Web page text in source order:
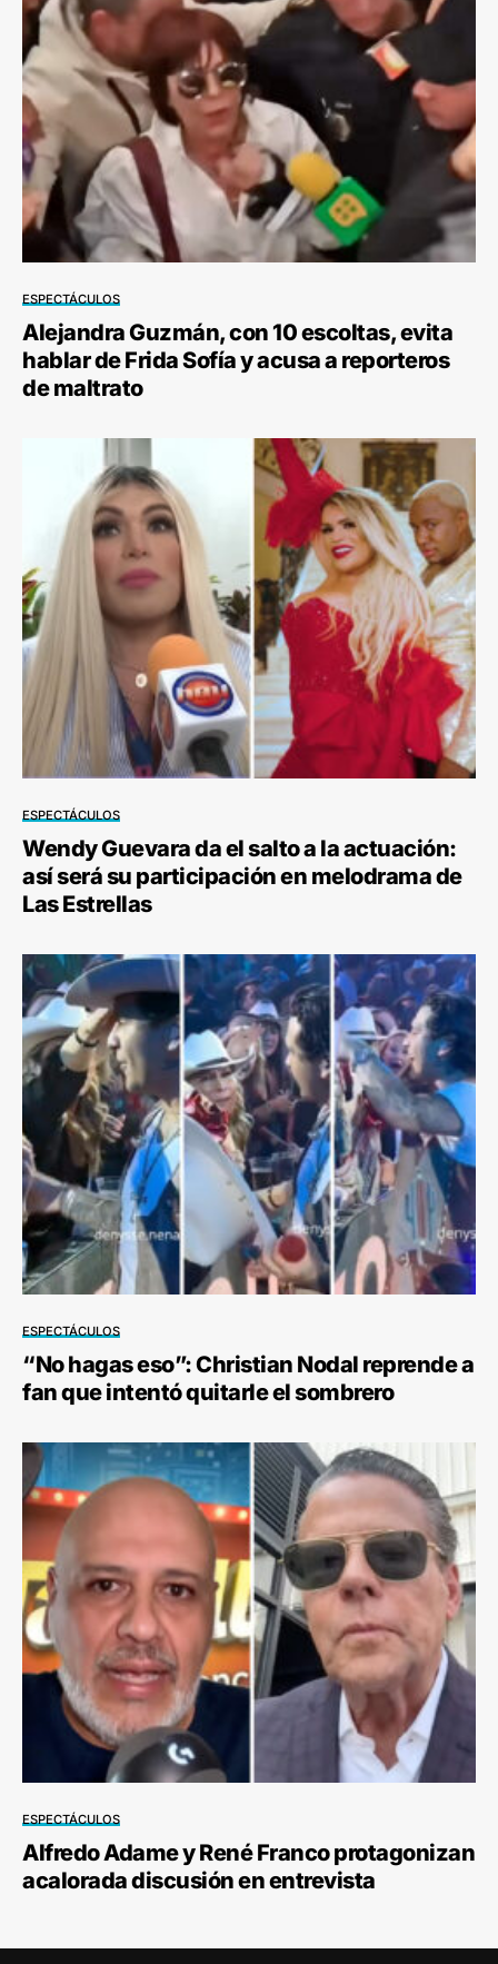
ESPECTÁCULOS
Alejandra Guzmán, con 10 escoltas, evita
hablar de Frida Sofía y acusa a reporteros
de maltrato
ESPECTÁCULOS
Wendy Guevara da el salto a la actuación:
así será su participación en melodrama de
Las Estrellas
ESPECTÁCULOS
“No hagas eso”: Christian Nodal reprende a
fan que intentó quitarle el sombrero
ESPECTÁCULOS
Alfredo Adame y René Franco protagonizan
acalorada discusión en entrevista